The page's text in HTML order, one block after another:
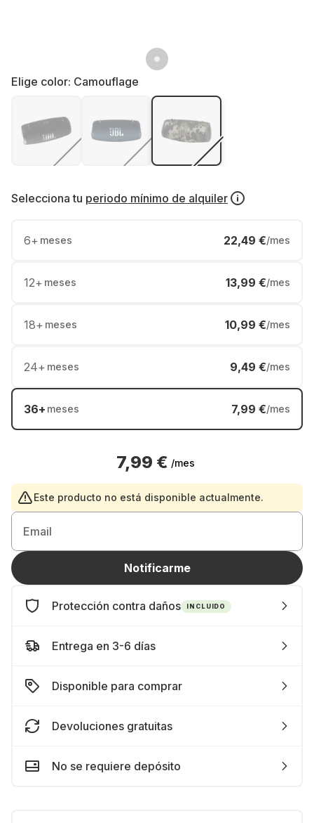
Elige color: Camouflage
Selecciona tu periodo mínimo de alquiler
6+ meses 22,49 €/mes
12+ meses 13,99 €/mes
18+ meses 10,99 €/mes
24+ meses 9,49 €/mes
36+ meses 7,99 €/mes
7,99 € /mes
Este producto no está disponible actualmente.
Email
Notificarme
Protección contra daños INCLUIDO
Entrega en 3-6 días
Disponible para comprar
Devoluciones gratuitas
No se requiere depósito